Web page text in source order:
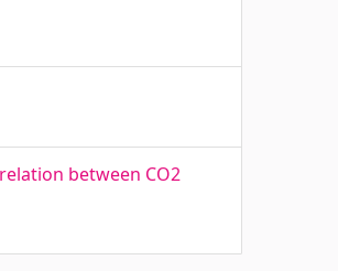
between CO2